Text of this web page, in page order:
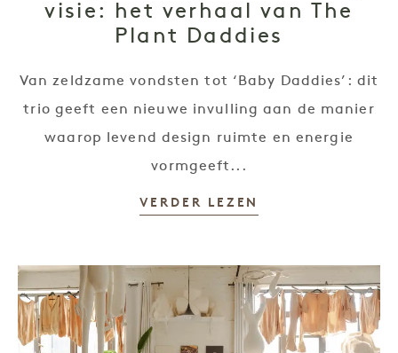
visie: het verhaal van The
Plant Daddies
Van zeldzame vondsten tot ‘Baby Daddies’: dit
trio geeft een nieuwe invulling aan de manier
waarop levend design ruimte en energie
vormgeeft...
VERDER LEZEN